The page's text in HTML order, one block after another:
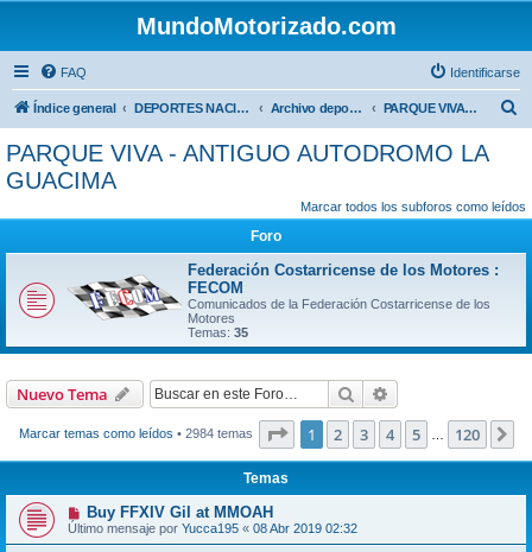
MundoMotorizado.com
FAQ Identificarse
Índice general DEPORTES NACIONALES Archivo deportes nacionales PARQUE VIVA - ANTIGUO AUTODROMO LA GUACIMA
a
PARQUE VIVA - ANTIGUO AUTODROMO LA
GUACIMA
Marcar todos los subforos como leídos
Foro
Federación Costarricense de los Motores :
FECOM
Comunicados de la Federación Costarricense de los
Motores
Temas: 35
Nuevo Tema Buscar
Marcar temas como leídos • 2984 temas Página de 120
1 2 3 4 5 120
Temas
Buy FFXIV Gil at MMOAH
Último mensaje por Yucca195 « 08 Abr 2019 02:32